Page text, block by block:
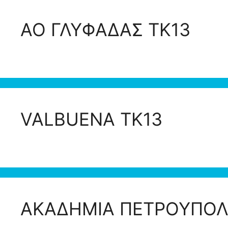
ΑΟ ΓΛΥΦΑΔΑΣ ΤΚ13
VALBUENA ΤΚ13
ΑΚΑΔΗΜΙΑ